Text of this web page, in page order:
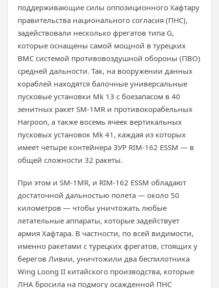
поддерживающие силы оппозиционного Хафтару
правительства национального согласия (ПНС),
задействовали несколько фрегатов типа G,
которые оснащены самой мощной в турецких
ВМС системой противовоздушной обороны (ПВО)
средней дальности. Так, на вооружении данных
кораблей находятся балочные универсальные
пусковые установки Mk 13 с боезапасом в 40
зенитных ракет SM-1MR и противокорабельных
Harpoon, а также восемь ячеек вертикальных
пусковых установок Mk 41, каждая из которых
имеет четыре контейнера ЗУР RIM-162 ESSM — в
общей сложности 32 ракеты.
При этом и SM-1MR, и RIM-162 ESSM обладают
достаточной дальностью полета — около 50
километров — чтобы уничтожать любые
летательные аппараты, которые задействует
армия Хафтара. В частности, по всей видимости,
именно ракетами с турецких фрегатов, стоящих у
берегов Ливии, уничтожили два беспилотника
Wing Loong II китайского производства, которые
ЛНА бросила на подмогу осажденной ПНС